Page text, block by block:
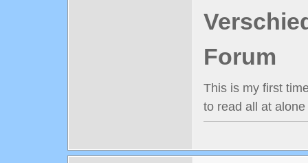
Forum
This is my first
to read all at